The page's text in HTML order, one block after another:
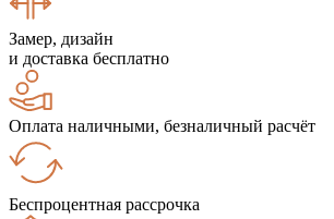
Замер, дизайн
и доставка бесплатно
Оплата наличными, безналичный расчёт
Беспроцентная рассрочка